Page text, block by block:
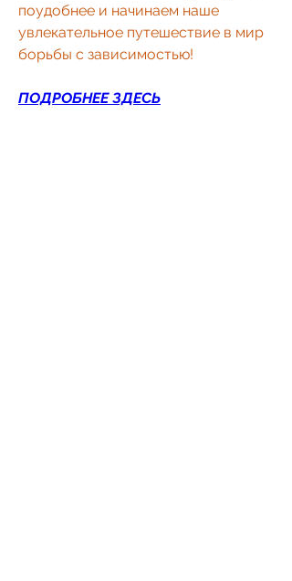
поудобнее и начинаем наше
увлекательное путешествие в мир
борьбы с зависимостью!
ПОДРОБНЕЕ ЗДЕСЬ